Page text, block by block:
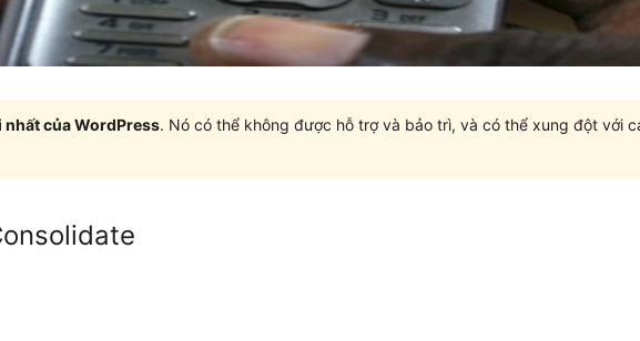
của WordPress. Nó có thể không được hỗ trợ và bảo trì, và có thể xung đột với